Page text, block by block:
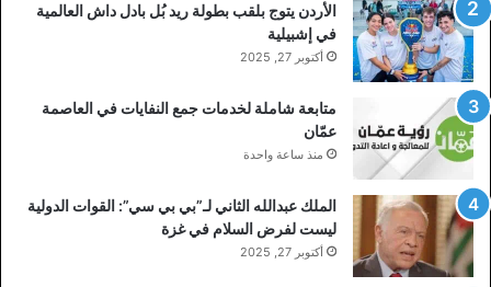
الأردن يتوج بلقب بطولة ريد بُل بادل داش العالمية
في إشبيلية
أكتوبر 27, 2025
متابعة شاملة لخدمات جمع النفايات في العاصمة
عمّان
منذ ساعة واحدة
الملك عبدالله الثاني لـ”بي بي سي”: القوات الدولية
ليست لفرض السلام في غزة
أكتوبر 27, 2025